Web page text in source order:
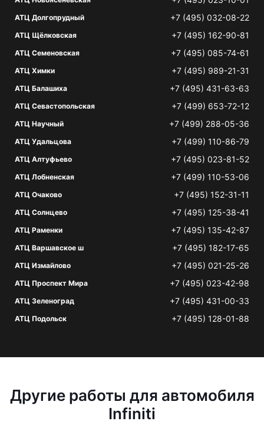
АТЦ Долгопрудный +7 (495) 032-08-22
АТЦ Щёлковская +7 (495) 162-90-81
АТЦ Семеновская +7 (495) 085-74-61
АТЦ Химки +7 (495) 989-21-31
АТЦ Балашиха +7 (495) 431-63-63
АТЦ Севастопольская +7 (499) 653-72-12
АТЦ Научный +7 (499) 288-05-36
АТЦ Удальцова +7 (499) 110-86-79
АТЦ Алтуфьево +7 (495) 023-81-52
АТЦ Лобненская +7 (499) 110-53-06
АТЦ Очаково +7 (495) 152-31-11
АТЦ Солнцево +7 (495) 125-38-41
АТЦ Раменки +7 (495) 135-42-87
АТЦ Варшавское ш +7 (495) 182-17-65
АТЦ Измайлово +7 (495) 021-25-26
АТЦ Проспект Мира +7 (495) 023-42-98
АТЦ Зеленоград +7 (495) 431-00-33
АТЦ Подольск +7 (495) 128-01-88
Другие работы для автомобиля
Infiniti